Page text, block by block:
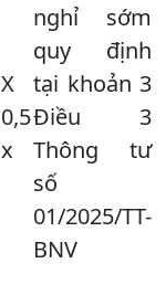
X
0,5
x
nghỉ sớm
quy định
tại khoản 3
Điều 3
Thông tư
số
01/2025/TT-
BNV